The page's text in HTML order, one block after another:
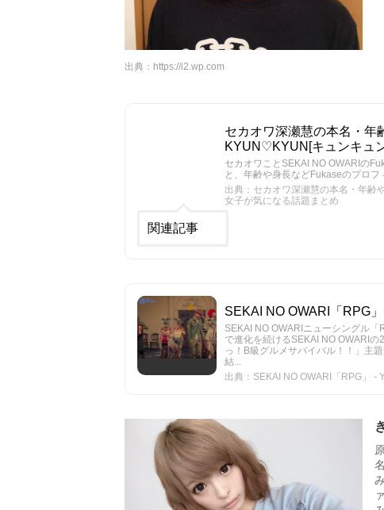
出典： https://i2.wp.com
セカオワ深瀬慧の本名・年
KYUN♡KYUN[キュンキュ
セカオワことSEKAI NO OWARIの
と、年齢や身長などFukaseのプロフ
出典：セカオワ深瀬慧の本名・年齢
女子が気になる話題まとめ
関連記事
SEKAI NO OWARI「RPG
SEKAI NO OWARIニューシングル
で進化を続けるSEKAI NO OWARI
っ！B級グルメサバイバル！！」主
結...
出典：SEKAI NO OWARI「RPG」 -